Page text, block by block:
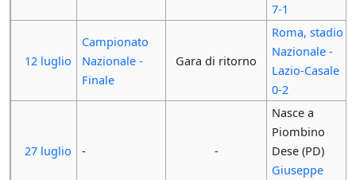
7-1
12 luglio
Campionato
Nazionale -
Finale
Gara di ritorno
Roma, stadio
Nazionale -
Lazio-Casale
0-2
27 luglio - -
Nasce a
Piombino
Dese (PD)
Giuseppe